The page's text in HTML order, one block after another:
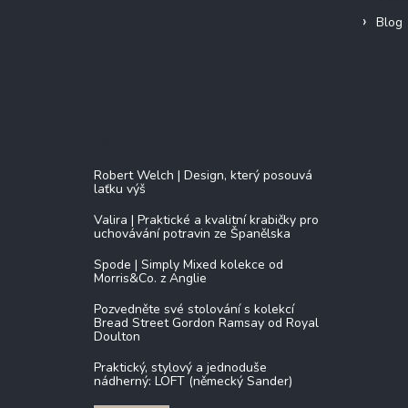
Blog
Robert Welch | Design, který posouvá
laťku výš
Valira | Praktické a kvalitní krabičky pro
uchovávání potravin ze Španělska
Spode | Simply Mixed kolekce od
Morris&Co. z Anglie
Pozvedněte své stolování s kolekcí
Bread Street Gordon Ramsay od Royal
Doulton
Praktický, stylový a jednoduše
nádherný: LOFT (německý Sander)